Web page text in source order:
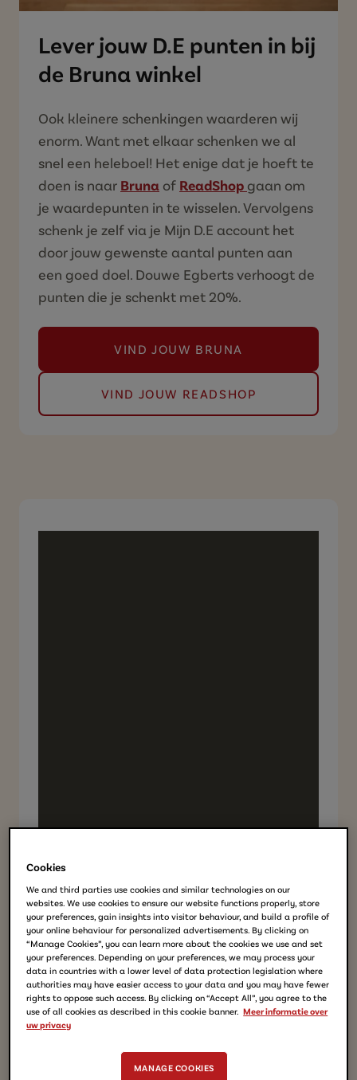
Lever jouw D.E punten in bij
de Bruna winkel
Ook kleinere schenkingen waarderen wij
enorm. Want met elkaar schenken we al
snel een heleboel! Het enige dat je hoeft te
doen is naar Bruna of ReadShop gaan om
je waardepunten in te wisselen. Vervolgens
schenk je zelf via je Mijn D.E account het
door jouw gewenste aantal punten aan
een goed doel. Douwe Egberts verhoogt de
punten die je schenkt met 20%.
VIND JOUW BRUNA
(LEVER JOUW D.E
VIND JOUW READSHOP
(LEVER JOUW D.E
Cookies
We and third parties use cookies and similar technologies on our
websites. We use cookies to ensure our website functions properly, store
your preferences, gain insights into visitor behaviour, and build a profile of
your online behaviour for personalized advertisements. By clicking on
“Manage Cookies”, you can learn more about the cookies we use and set
your preferences. Depending on your preferences, we may process your
data in countries with a lower level of data protection legislation where
authorities may have easier access to your data and you may have fewer
rights to oppose such access. By clicking on “Accept All”, you agree to the
use of all cookies as described in this cookie banner. Meer informatie over
uw privacy
MANAGE COOKIES